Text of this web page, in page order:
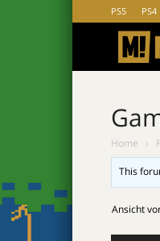
PS5 PS4
Home ›
This
Ansicht